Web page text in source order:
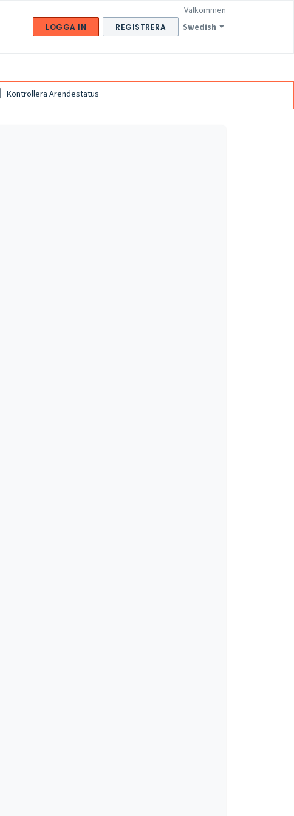
Swedish
Välkommen
LOGGA IN REGISTRERA
Kontrollera Ärendestatus